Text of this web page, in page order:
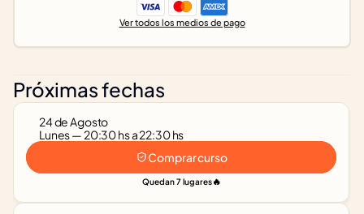
Próximas fechas
24 de Agosto
Lunes — 20:30 hs a 22:30 hs
Quedan 7 lugares🔥
Comprar curso
Ver todos los medios de pago